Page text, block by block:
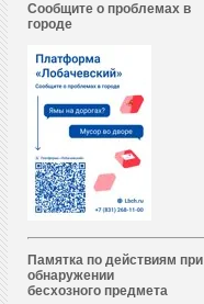
Сообщите о проблемах в
городе
Памятка по действиям при
обнаружении
бесхозного предмета